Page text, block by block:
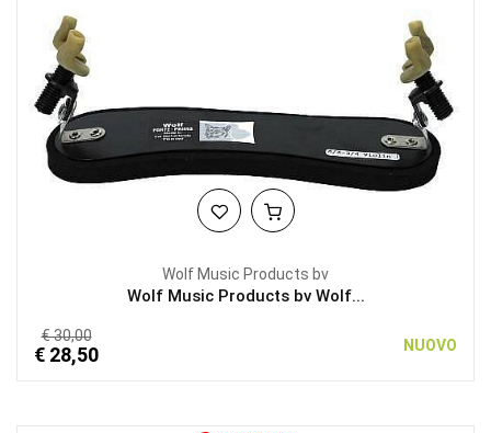
Wolf Music Products bv
Wolf Music Products bv Wolf...
€ 30,00
€ 28,50 NUOVO